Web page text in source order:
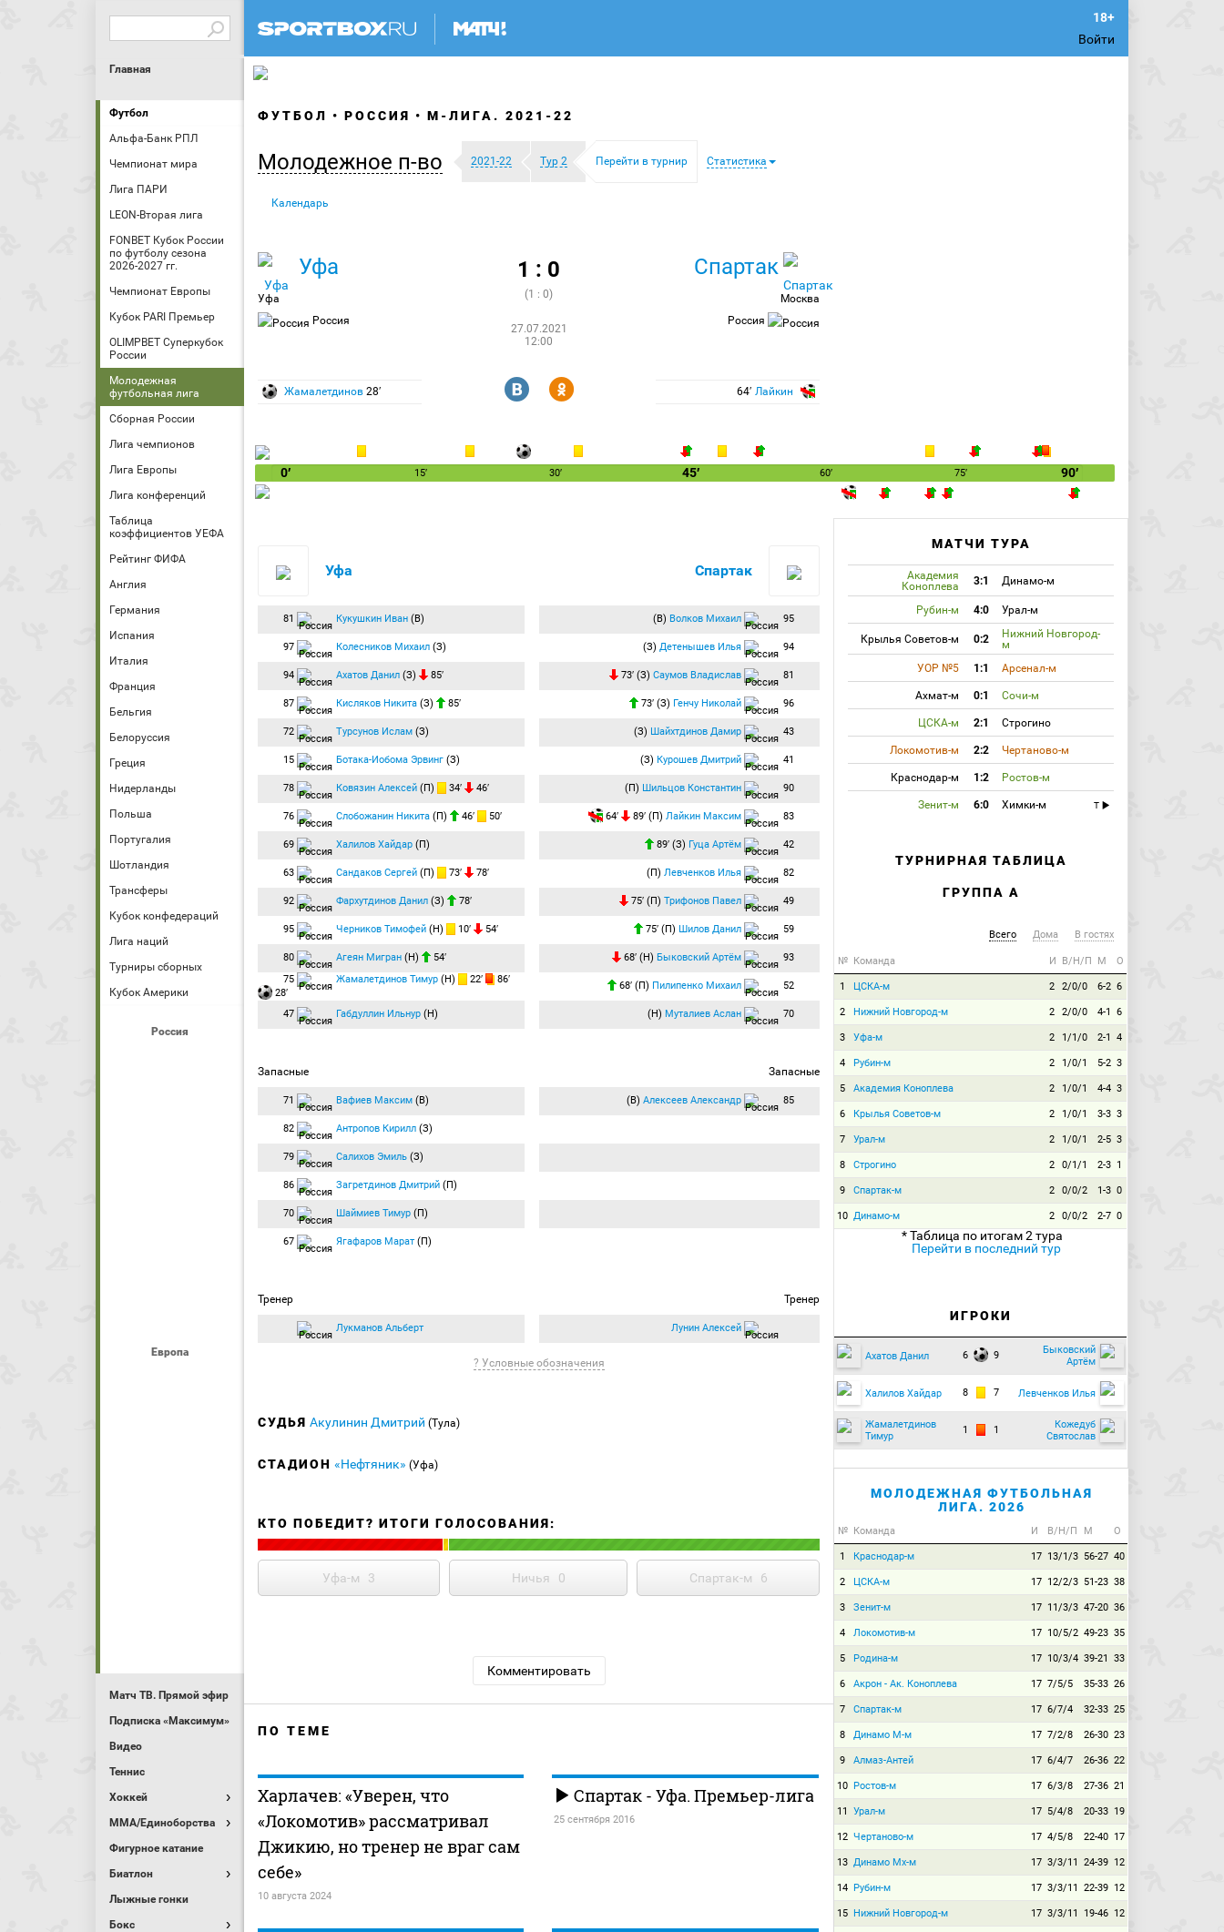
Войти
Главная
Футбол
Альфа-Банк РПЛ
Чемпионат мира
Лига ПАРИ
LEON-Вторая лига
FONBET Кубок России
по футболу сезона
2026-2027 гг.
Чемпионат Европы
Кубок PARI Премьер
OLIMPBET Суперкубок
России
Молодежная
футбольная лига
Сборная России
Лига чемпионов
Лига Европы
Лига конференций
Таблица
коэффициентов УЕФА
Рейтинг ФИФА
Англия
Германия
Испания
Италия
Франция
Бельгия
Белоруссия
Греция
Нидерланды
Польша
Португалия
Шотландия
Трансферы
Кубок конфедераций
Лига наций
Турниры сборных
Кубок Америки
Россия
Европа
Матч ТВ. Прямой эфир
Подписка «Максимум»
Видео
Теннис
Хоккей
MMA/Единоборства
Фигурное катание
Биатлон
Лыжные гонки
Бокс
ФУТБОЛ РОССИЯ М-ЛИГА. 2021-22
Молодежное п-во 2021-22 Тур 2 Перейти в турнир Статистика
Календарь
Уфа
Уфа
Россия
1 : 0
(1 : 0)
27.07.2021
12:00
Спартак
Москва
Россия
Жамалетдинов 28′ R Y 64′Лайкин
0′ 15′ 30′ 45′ 60′ 75′ 90′
Уфа
81 Кукушкин Иван (В)
97 Колесников Михаил (З)
94 Ахатов Данил (З) 85′
87 Кисляков Никита (З) 85′
72 Турсунов Ислам (З)
15 Ботака-Иобома Эрвинг (З)
78 Ковязин Алексей (П) 34′ 46′
76 Слобожанин Никита (П) 46′ 50′
69 Халилов Хайдар (П)
63 Сандаков Сергей (П) 73′ 78′
92 Фархутдинов Данил (З) 78′
95 Черников Тимофей (Н) 10′ 54′
80 Агеян Мигран (Н)
54′
75
Жамалетдинов Тимур (Н) 22′
86′
28′
47
Габдуллин Ильнур (Н)
Запасные
71 Вафиев Максим (В)
82 Антропов Кирилл (З)
79 Салихов Эмиль (З)
86 Загретдинов Дмитрий (П)
70 Шаймиев Тимур (П)
67 Ягафаров Марат (П)
Тренер
Лукманов Альберт
Спартак
(В) Волков Михаил 95
(З) Детенышев Илья 94
73′ (З) Саумов Владислав 81
73′ (З) Генчу Николай 96
(З) Шайхтдинов Дамир 43
(З) Курошев Дмитрий 41
(П) Шильцов Константин 90
64′ 89′ (П) Лайкин Максим 83
89′ (З) Гуца Артём 42
(П) Левченков Илья 82
75′ (П) Трифонов Павел 49
75′ (П) Шилов Данил 59
68′ (Н) Быковский Артём 93
68′ (П) Пилипенко Михаил 52
(Н) Муталиев Аслан 70
Запасные
(В) Алексеев Александр 85
Тренер
Лунин Алексей
? Условные обозначения
СУДЬЯ Акулинин Дмитрий (Тула)
СТАДИОН «Нефтяник» (Уфа)
КТО ПОБЕДИТ? ИТОГИ ГОЛОСОВАНИЯ:
Уфа-м 3 Ничья 0 Спартак-м 6
Комментировать
ПО ТЕМЕ
Харлачев: «Уверен, что
«Локомотив» рассматривал
Джикию, но тренер не враг сам
себе»
10 августа 2024
Спартак - Уфа. Премьер-лига
25 сентября 2016
МАТЧИ ТУРА
Академия
Коноплева
3:1 Динамо-м
Рубин-м 4:0 Урал-м
Крылья Советов-м 0:2
Нижний Новгород-
м
УОР №5
1:1 Арсенал-м
Ахмат-м 0:1 Сочи-м
ЦСКА-м 2:1 Строгино
Локомотив-м 2:2 Чертаново-м
Краснодар-м 1:2 Ростов-м
Зенит-м 6:0 Химки-м T
ТУРНИРНАЯ ТАБЛИЦА
ГРУППА А
Всего Дома В гостях
№ Команда И В/Н/П М О
1 ЦСКА-м 2 2/0/0 6-2 6
2 Нижний Новгород-м 2 2/0/0 4-1 6
3 Уфа-м 2 1/1/0 2-1 4
4 Рубин-м 2 1/0/1 5-2 3
5 Академия Коноплева 2 1/0/1 4-4 3
6 Крылья Советов-м 2 1/0/1 3-3 3
7 Урал-м 2 1/0/1 2-5 3
8 Строгино 2 0/1/1 2-3 1
9 Спартак-м 2 0/0/2 1-3 0
10 Динамо-м 2 0/0/2 2-7 0
* Таблица по итогам 2 тура
Перейти в последний тур
ИГРОКИ
Ахатов Данил 6 9
Быковский
Артём
Халилов Хайдар 8 7 Левченков Илья
Жамалетдинов
Тимур
1 1
Кожедуб
Святослав
МОЛОДЕЖНАЯ ФУТБОЛЬНАЯ
ЛИГА. 2026
№ Команда И В/Н/П М О
1 Краснодар-м 17 13/1/3 56-27 40
2 ЦСКА-м 17 12/2/3 51-23 38
3 Зенит-м 17 11/3/3 47-20 36
4 Локомотив-м 17 10/5/2 49-23 35
5 Родина-м 17 10/3/4 39-21 33
6 Акрон - Ак. Коноплева 17 7/5/5 35-33 26
7 Спартак-м 17 6/7/4 32-33 25
8 Динамо М-м 17 7/2/8 26-30 23
9 Алмаз-Антей 17 6/4/7 26-36 22
10 Ростов-м 17 6/3/8 27-36 21
11 Урал-м 17 5/4/8 20-33 19
12 Чертаново-м 17 4/5/8 22-40 17
13 Динамо Мх-м 17 3/3/11 24-39 12
14 Рубин-м 17 3/3/11 22-39 12
15 Нижний Новгород-м 17 3/3/11 19-46 12